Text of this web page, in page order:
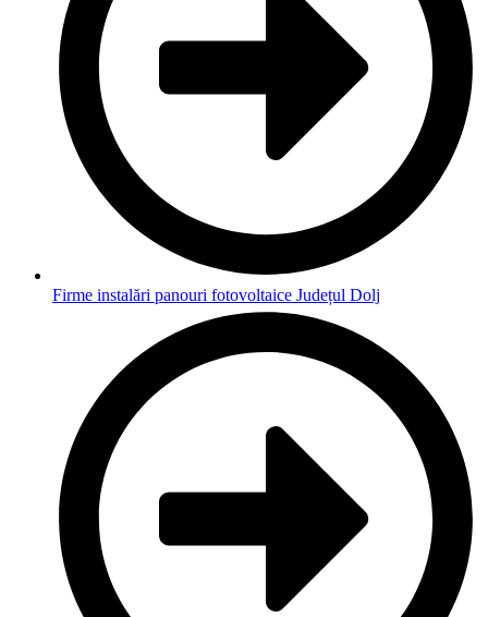
Firme instalări panouri fotovoltaice Județul Dolj